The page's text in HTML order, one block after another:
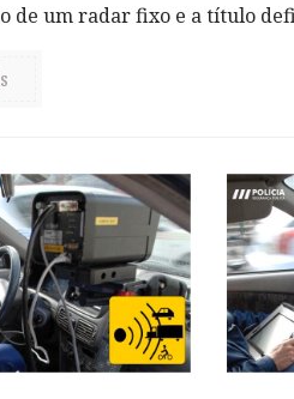
de um radar fixo e a título